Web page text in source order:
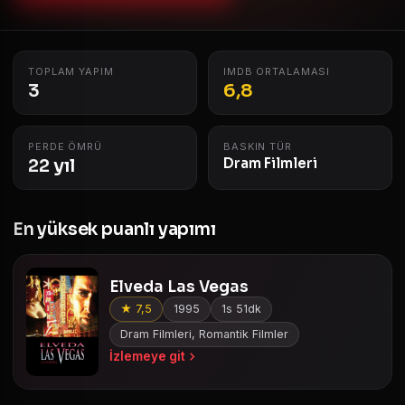
TOPLAM YAPIM
3
IMDB ORTALAMASI
6,8
PERDE ÖMRÜ
22 yıl
BASKIN TÜR
Dram Filmleri
En yüksek puanlı yapımı
Elveda Las Vegas
★ 7,5 1995
1s 51dk
Dram Filmleri, Romantik Filmler
İzlemeye git